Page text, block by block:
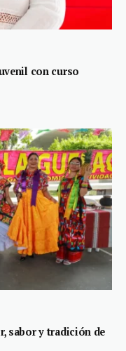
con curso
sabor y tradición de